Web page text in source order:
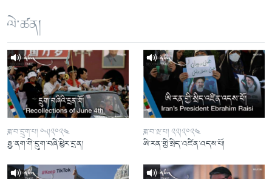
ལེ་ཚན།
ཟླ་བ་དྲུག་པ། ༠༥།༢༠༢༤
རྒྱ་ནག་གི་དྲུག་བཞི་ཕྱིར་དྲན།
ཟླ་བ་ལྔ་པ། ༢༢།༢༠༢༤
ཨི་རན་གྱི་སྲིད་འཛིན་འདས་པོ།